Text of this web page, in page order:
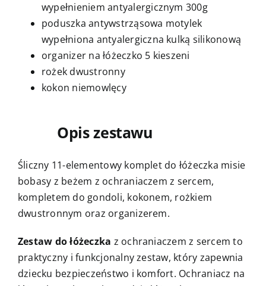
wypełnieniem antyalergicznym 300g
poduszka antywstrząsowa motylek
wypełniona antyalergiczna kulką silikonową
organizer na łóżeczko 5 kieszeni
rożek dwustronny
kokon niemowlęcy
Opis zestawu
Śliczny 11-elementowy komplet do łóżeczka misie
bobasy z beżem z ochraniaczem z sercem,
kompletem do gondoli, kokonem, rożkiem
dwustronnym oraz organizerem.
Zestaw do łóżeczka z ochraniaczem z sercem to
praktyczny i funkcjonalny zestaw, który zapewnia
dziecku bezpieczeństwo i komfort. Ochraniacz na